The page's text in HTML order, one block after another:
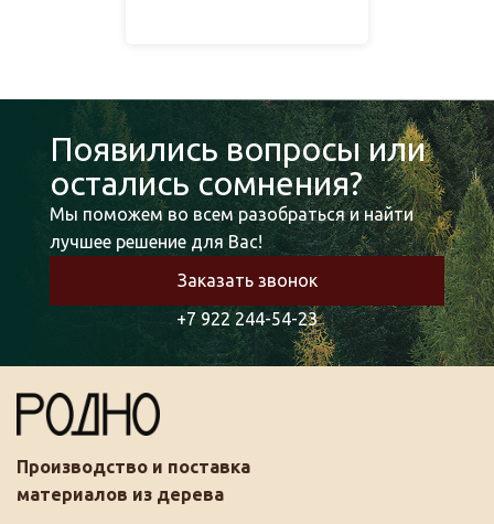
Появились вопросы или
остались сомнения?
Мы поможем во всем разобраться и найти
лучшее решение для Вас!
Заказать звонок
+7 922 244-54-23
Производство и поставка
материалов из дерева